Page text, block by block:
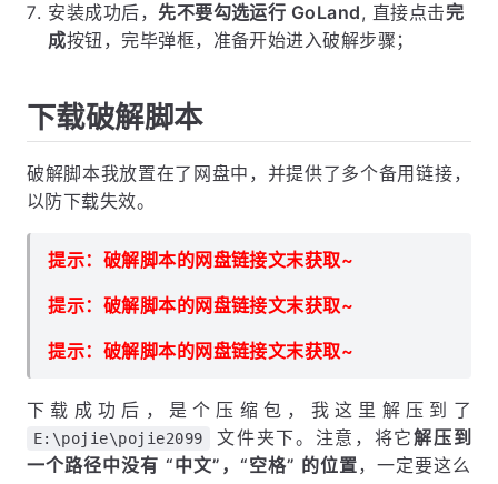
安装成功后， 先不要勾选运行 GoLand, 直接点击完
成按钮，完毕弹框，准备开始进入破解步骤；
下载破解脚本
破解脚本我放置在了网盘中，并提供了多个备用链接，
以防下载失效。
提示：破解脚本的网盘链接文末获取~
提示：破解脚本的网盘链接文末获取~
提示：破解脚本的网盘链接文末获取~
下载成功后，是个压缩包，我这里解压到了
E:\pojie\pojie2099 文件夹下。注意，将它解压到
一个路径中没有 “中文”，“空格” 的位置，一定要这么